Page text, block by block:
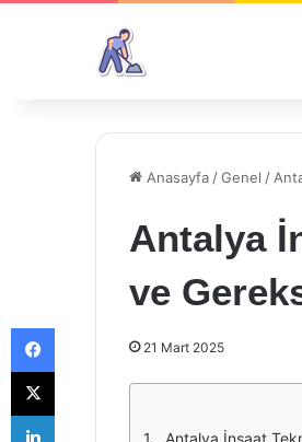
Anasayfa /Genel /
Antalya
ve
21 Mart 2025
Antalya İnşaat
Facebook
X
LinkedIn